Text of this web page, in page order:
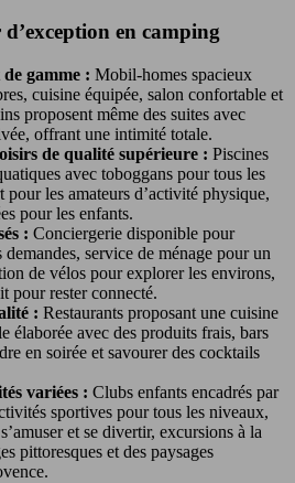
en camping
gamme : Mobil-homes spacieux
cuisine équipée, salon confortable et
proposent même des suites avec
offrant une intimité totale.
de qualité supérieure : Piscines
avec toboggans pour tous les
pour les amateurs d’activité physique,
pour les enfants.
: Conciergerie disponible pour
service de ménage pour un
de vélos pour explorer les environs,
pour rester connecté.
: Restaurants proposant une cuisine
élaborée avec des produits frais, bars
en soirée et savourer des cocktails
variées : Clubs enfants encadrés par
sportives pour tous les niveaux,
et se divertir, excursions à la
pittoresques et des paysages